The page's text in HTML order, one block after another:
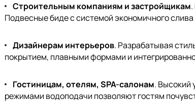
Строительным компаниям и застройщикам
Подвесные биде с системой экономичного
Дизайнерам интерьеров. Разрабатывая
покрытием, плавными формами и
Гостиницам, отелям, SPA-салонам. Высокий
режимами водоподачи позволяют гостям